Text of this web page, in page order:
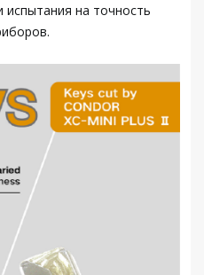
на точность